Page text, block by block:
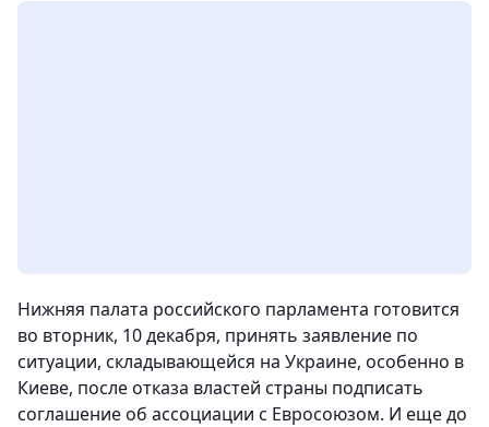
Нижняя палата российского парламента готовится
во вторник, 10 декабря, принять заявление по
ситуации, складывающейся на Украине, особенно в
Киеве, после отказа властей страны подписать
соглашение об ассоциации с Евросоюзом. И еще до